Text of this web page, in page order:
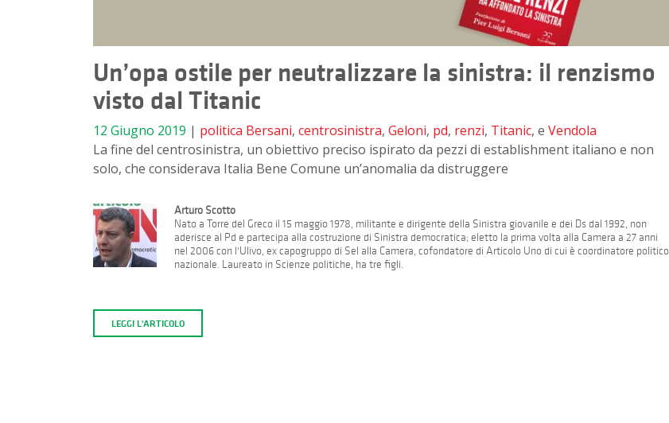
Un’opa ostile per neutralizzare la sinistra: il renzismo
visto dal Titanic
12 Giugno 2019 | politica Bersani, centrosinistra, Geloni, pd, renzi, Titanic, e Vendola
La fine del centrosinistra, un obiettivo preciso ispirato da pezzi di establishment italiano e non
solo, che considerava Italia Bene Comune un’anomalia da distruggere
Arturo Scotto
Nato a Torre del Greco il 15 maggio 1978, militante e dirigente della Sinistra giovanile e dei Ds dal 1992, non
aderisce al Pd e partecipa alla costruzione di Sinistra democratica; eletto la prima volta alla Camera a 27 anni
nel 2006 con l'Ulivo, ex capogruppo di Sel alla Camera, cofondatore di Articolo Uno di cui è coordinatore politico
nazionale. Laureato in Scienze politiche, ha tre figli.
LEGGI L'ARTICOLO